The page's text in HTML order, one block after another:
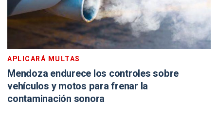
APLICARÁ MULTAS
Mendoza endurece los controles sobre
vehículos y motos para frenar la
contaminación sonora